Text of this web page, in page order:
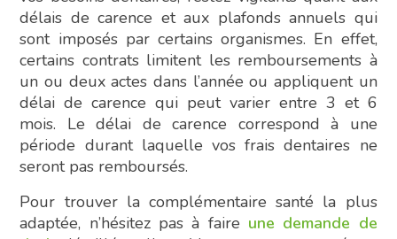
délais de carence et aux plafonds annuels qui
sont imposés par certains organismes. En effet,
certains contrats limitent les remboursements à
un ou deux actes dans l’année ou appliquent un
délai de carence qui peut varier entre 3 et 6
mois. Le délai de carence correspond à une
période durant laquelle vos frais dentaires ne
seront pas remboursés.
Pour trouver la complémentaire santé la plus
adaptée, n’hésitez pas à faire une demande de